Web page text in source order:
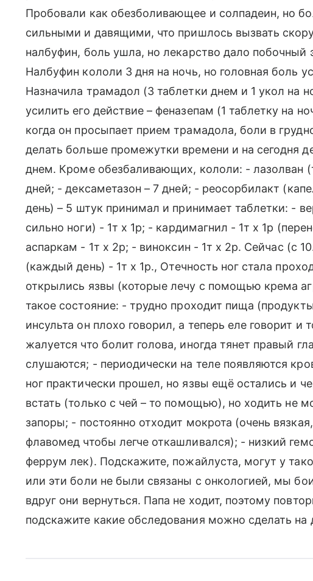
Пробовали как обезболивающее и солпадеин, но
сильными и давящими, что пришлось вызвать
налбуфин, боль ушла, но лекарство дало побочный
Налбуфин кололи 3 дня на ночь, но головная боль
Назначила трамадол (3 таблетки днем и 1 укол на
усилить его действие – феназепам (1 таблетку на
когда он просыпает прием трамадола, боли в
делать больше промежутки времени и на сегодня
днем. Кроме обезбаливающих, кололи: - лазолван
дней; - дексаметазон – 7 дней; - реосорбилакт
день) – 5 штук принимал и принимает таблетки: -
сильно ноги) - 1т х 1р; - кардимагнил - 1т х 1р
аспаркам - 1т х 2р; - виноксин - 1т х 2р. Сейчас (с
(каждый день) - 1т х 1р., Отечность ног стала
открылись язвы (которые лечу с помощью крема
такое состояние: - трудно проходит пища
инсульта он плохо говорил, а теперь еле говорит
жалуется что болит голова, иногда тянет правый
слушаются; - периодически на теле появляются
ног практически прошел, но язвы ещё остались и
встать (только с чей – то помощью), но ходить не
запоры; - постоянно отходит мокрота (очень
флавомед чтобы легче откашливался); - низкий
феррум лек). Подскажите, пожайлуста, могут у
или эти боли не были связаны с онкологией, мы
вдруг они вернуться. Папа не ходит, поэтому
подскажите какие обследования можно сделать